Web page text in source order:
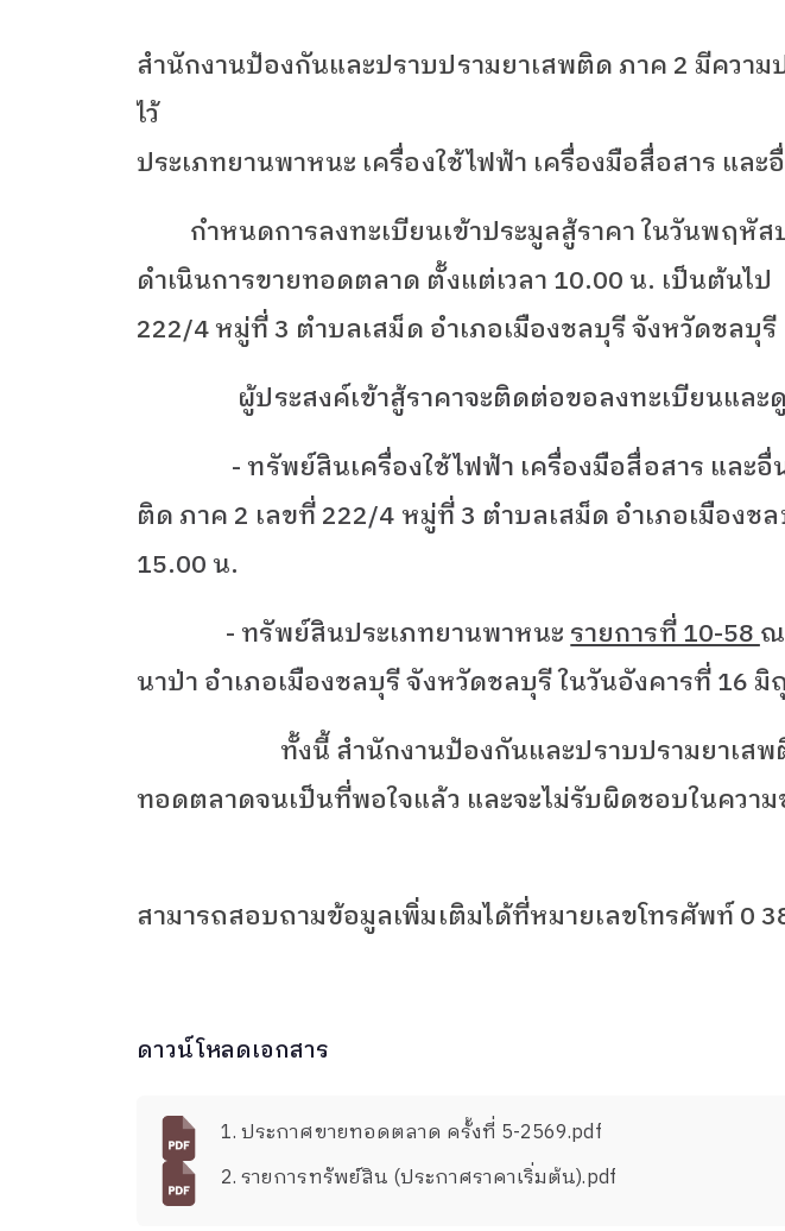
สำนักงานป้องกันและปราบปรามยาเสพติด ภาค 2มีความ
ไว้
ประเภทยานพาหนะ เครื่องใช้ไฟฟ้า เครื่องมือสื่อสาร และ
กำหนดการลงทะเบียนเข้าประมูลสู้ราคา ในวันพฤหั
ดำเนินการขายทอดตลาด ตั้งแต่เวลา 10.00 น. เป็นต้นไป
222/4หมู่ที่3 ตำบลเสม็ด อำเภอเมืองชลบุรี จังหวัดชลบุรี
ผู้ประสงค์เข้าสู้ราคาจะติดต่อขอลงทะเบียนแ
- ทรัพย์สินเครื่องใช้ไฟฟ้า เครื่องมือสื่อสาร และ
ติด ภาค 2 เลขที่ 222/4 หมู่ที่ 3 ตำบลเสม็ด อำเภอเมืองช
15.00 น.
- ทรัพย์สินประเภทยานพาหนะรายการที่ 10-58ณ
นาป่า อำเภอเมืองชลบุรี จังหวัดชลบุรี ในวันอังคารที่ 16
ทั้งนี้ สำนักงานป้องกันและปราบปรามยาเส
ทอดตลาดจนเป็นที่พอใจแล้ว และจะไม่รับผิดชอบในควา
สามารถสอบถามข้อมูลเพิ่มเติมได้ที่หมายเลขโทรศัพท์0
ดาวน์โหลดเอกสาร
1. ประกาศขายทอดตลาด ครั้งที่ 5-2569.pdf
2. รายการทรัพย์สิน (ประกาศราคาเริ่มต้น).pdf